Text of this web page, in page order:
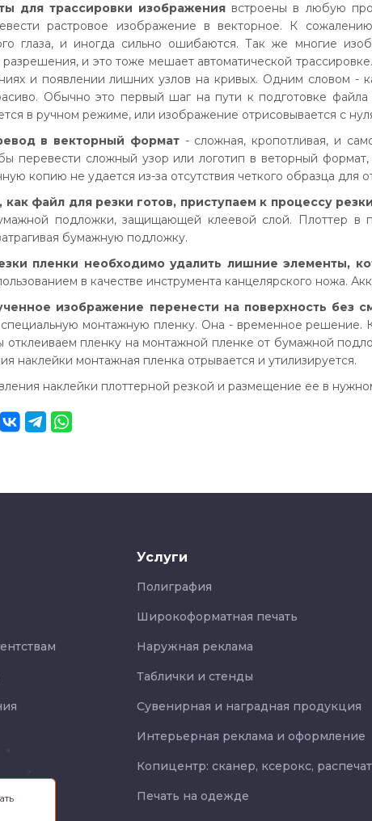
для трассировки изображения встроены в любую
растровое изображение в векторное. К
глаза, и иногда сильно ошибаются. Так же многие
и это тоже мешает автоматической
и появлении лишних узлов на кривых. Одним словом -
Обычно это первый шаг на пути к подготовке
в ручном режиме, или изображение отрисовывается с
в векторный формат- сложная, кропотливая, и
перевести сложный узор или логотип в веторный
копию не удается из-за отсутствия четкого образца для
как файл для резки готов, приступаем к процессу
подложки, защищающей клеевой слой. Плоттер в
бумажную подложку.
пленки необходимо удалить лишние элементы,
в качестве инструмента канцелярского ножа.
изображение перенести на поверхность без
монтажную пленку. Она - временное
отклеиваем пленку на монтажной пленке от бумажной
наклейки монтажная пленка отрывается и утилизируется.
наклейки плоттерной резкой и размещение ее в
Услуги
Полиграфия
Широкоформатная печать
Наружная реклама
Таблички и стенды
Сувенирная и наградная продукция
Интерьерная реклама и оформление
Копицентр: сканер, ксерокс,
Печать на одежде